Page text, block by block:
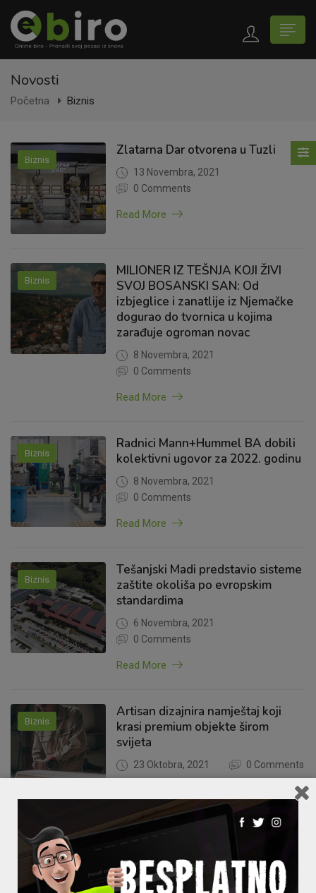
Novosti
Početna Biznis
Biznis
Zlatarna Dar otvorena u Tuzli
13 Novembra, 2021
0 Comments
Read More
Biznis
MILIONER IZ TEŠNJA KOJI ŽIVI
SVOJ BOSANSKI SAN: Od
izbjeglice i zanatlije iz Njemačke
dogurao do tvornica u kojima
zarađuje ogroman novac
8 Novembra, 2021
0 Comments
Read More
Biznis
Radnici Mann+Hummel BA dobili
kolektivni ugovor za 2022. godinu
8 Novembra, 2021
0 Comments
Read More
Biznis
Tešanjski Madi predstavio sisteme
zaštite okoliša po evropskim
standardima
6 Novembra, 2021
0 Comments
Read More
Biznis
Artisan dizajnira namještaj koji
krasi premium objekte širom
svijeta
23 Oktobra, 2021 0 Comments
Biznis
MADI instalirao najveću solarnu
elektranu za vlastite potrebe
22 Oktobra, 2021 0 Comments